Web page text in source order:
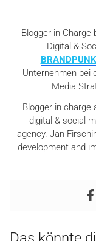
Blogger in Charge
Digital &
Unternehmen bei
Media
Blogger in charge
digital & social
agency. Jan
development and